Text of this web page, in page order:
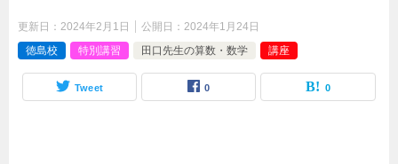
更新日： 2024年2月1日 公開日： 2024年1月24日
徳島校
特別講習 田口先生の算数・数学 講座
Tweet 0 0